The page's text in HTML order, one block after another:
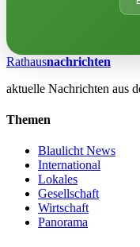
Rathausnachrichten
aktuelle Nachrichten aus
Themen
Blaulicht News
International
Lokales
Gesellschaft
Wirtschaft
Panorama